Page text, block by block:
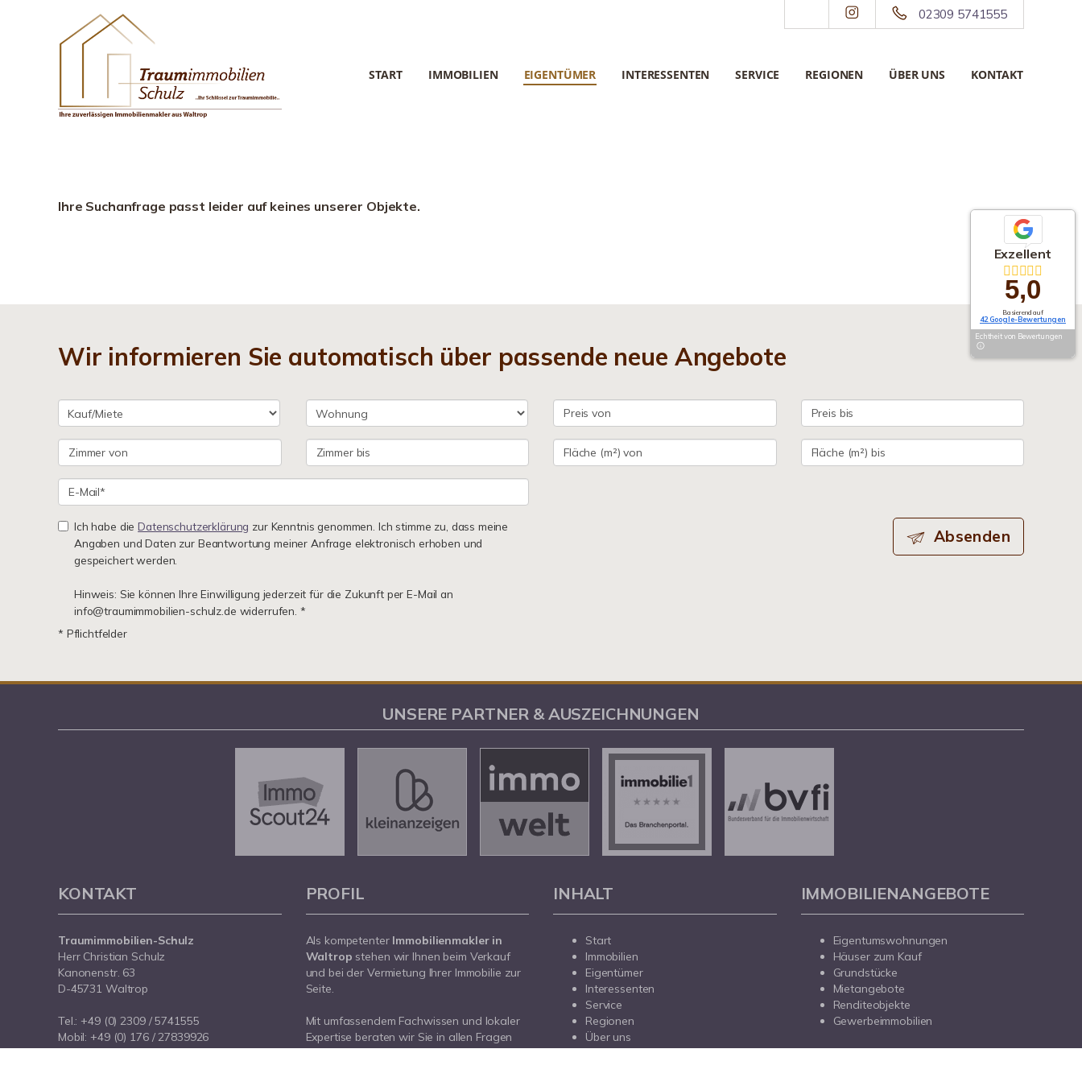
02309 5741555
START IMMOBILIEN EIGENTÜMER INTERESSENTEN SERVICE REGIONEN ÜBER UNS KONTAKT
Ihre Suchanfrage passt leider auf keines unserer Objekte.
Wir informieren Sie automatisch über passende neue Angebote
Ich habe dieDatenschutzerklärung zur Kenntnis genommen. Ich stimme zu, dass meine
Angaben und Daten zur Beantwortung meiner Anfrage elektronisch erhoben und
gespeichert werden.
Hinweis: Sie können Ihre Einwilligung jederzeit für die Zukunft per E-Mail an
info@traumimmobilien-schulz.de widerrufen. *
* Pflichtfelder
Absenden
Exzellent
5,0
Basierend auf
42 Google-Bewertungen
Echtheit von Bewertungen
UNSERE PARTNER & AUSZEICHNUNGEN
KONTAKT
Traumimmobilien-Schulz
Herr Christian Schulz
Kanonenstr. 63
D-45731 Waltrop
Tel.: +49 (0) 2309 / 5741555
Mobil: +49 (0) 176 / 27839926
E-Mail:info@traumimmobilien-schulz.de
PROFIL
Als kompetenter Immobilienmakler in
Waltrop stehen wir Ihnen beim Verkauf
und bei der Vermietung Ihrer Immobilie zur
Seite.
Mit umfassendem Fachwissen und lokaler
Expertise beraten wir Sie in allen Fragen
rund um Ihr Haus oder Ihre Wohnung in
INHALT
Start
Immobilien
Eigentümer
Interessenten
Service
Regionen
Über uns
Kontakt
IMMOBILIENANGEBOTE
Eigentumswohnungen
Häuser zum Kauf
Grundstücke
Mietangebote
Renditeobjekte
Gewerbeimmobilien